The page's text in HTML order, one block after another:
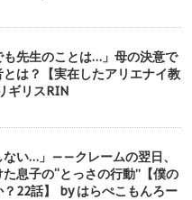
も先生のことは…」母の決意で
は？【実在したアリエナイ教
ギリスRIN
ない…」——クレームの翌日、
息子の“とっさの行動”【僕の
22話】 by はらぺこもんろー